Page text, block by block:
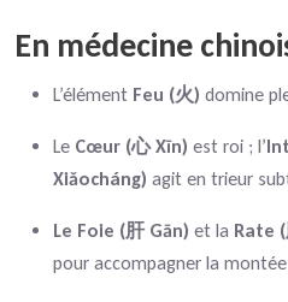
En médecine
L’élément Feu (火) domine
Le Cœur (心 Xīn) est roi ; l’
Xiǎocháng) agit en trieur
Le Foie (肝 Gān) et la Rate
pour accompagner la montée